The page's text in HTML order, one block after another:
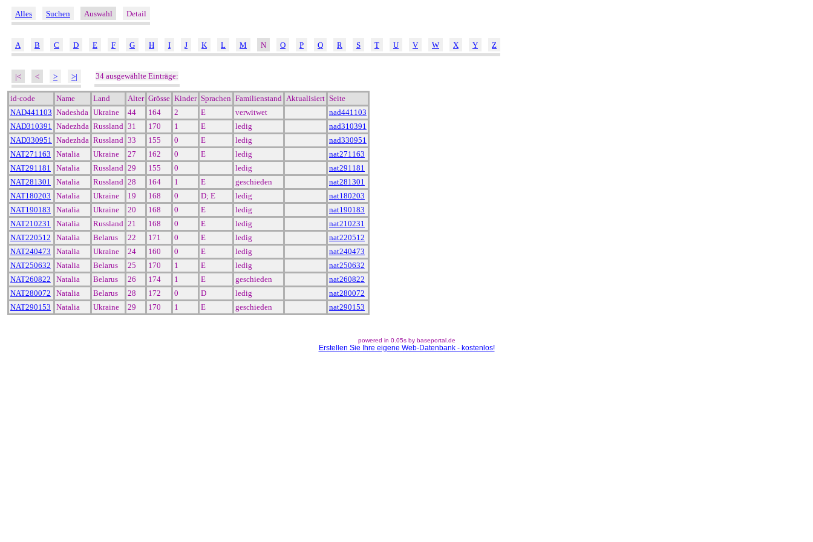
Alles Suchen Auswahl Detail
A B C D E F G H I J K L M N O P Q R S T U V W X Y Z
|< < > >| 34 ausgewählte Einträge:
id-code Name Land Alter Grösse Kinder Sprachen Familienstand Aktualisiert Seite
NAD441103 Nadeshda Ukraine 44 164 2 E verwitwet
nad441103
NAD310391 Nadezhda Russland 31 170 1 E ledig
nad310391
NAD330951 Nadezhda Russland 33 155 0 E ledig
nad330951
NAT271163
Natalia Ukraine 27 162 0 E ledig
nat271163
NAT291181
Natalia Russland 29 155 0 ledig
nat291181
NAT281301
Natalia Russland 28 164 1 E geschieden
nat281301
NAT180203
Natalia Ukraine 19 168 0 D; E ledig
nat180203
NAT190183
Natalia Ukraine 20 168 0 E ledig
nat190183
NAT210231
Natalia Russland 21 168 0 E ledig
nat210231
NAT220512
Natalia Belarus 22 171 0 E ledig
nat220512
NAT240473
Natalia Ukraine 24 160 0 E ledig
nat240473
NAT250632
Natalia Belarus 25 170 1 E ledig
nat250632
NAT260822
Natalia Belarus 26 174 1 E geschieden
nat260822
NAT280072
Natalia Belarus 28 172 0 D ledig
nat280072
NAT290153
Natalia Ukraine 29 170 1 E geschieden nat290153
powered in 0.05s by baseportal.de
Erstellen Sie Ihre eigene Web-Datenbank - kostenlos!